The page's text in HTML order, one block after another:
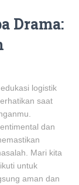
Drama:
logistik
saat
dan
Mari kita
untuk
aman dan